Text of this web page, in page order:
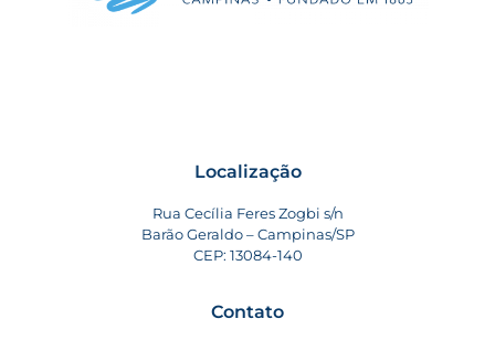
Localização
Rua Cecília Feres Zogbi s/n
Barão Geraldo – Campinas/SP
CEP: 13084-140
Contato